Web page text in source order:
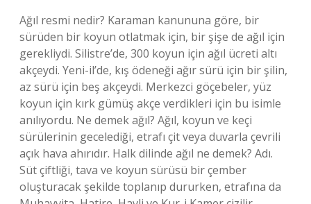
Ağıl resmi nedir? Karaman kanununa göre, bir
sürüden bir koyun otlatmak için, bir şişe de ağıl için
gerekliydi. Silistre’de, 300 koyun için ağıl ücreti altı
akçeydi. Yeni-il’de, kış ödeneği ağır sürü için bir şilin,
az sürü için beş akçeydi. Merkezci göçebeler, yüz
koyun için kırk gümüş akçe verdikleri için bu isimle
anılıyordu. Ne demek ağıl? Ağıl, koyun ve keçi
sürülerinin gecelediği, etrafı çit veya duvarla çevrili
açık hava ahırıdır. Halk dilinde ağıl ne demek? Adı.
Süt çiftliği, tava ve koyun sürüsü bir çember
oluşturacak şekilde toplanıp dururken, etrafına da